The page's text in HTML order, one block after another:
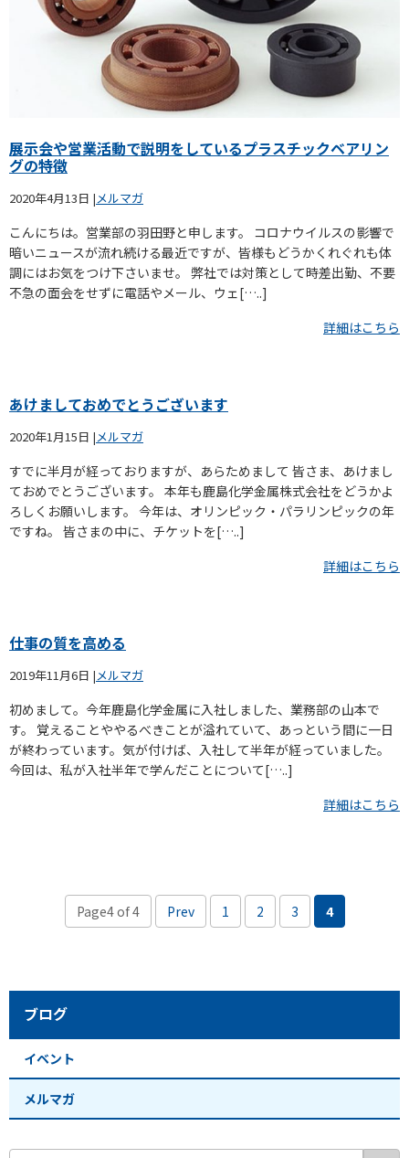
展示会や営業活動で説明をしているプラスチックベアリン
グの特徴
2020年4月13日 |メルマガ
こんにちは。営業部の羽田野と申します。 コロナウイルスの影響で
暗いニュースが流れ続ける最近ですが、皆様もどうかくれぐれも体
調にはお気をつけ下さいませ。 弊社では対策として時差出勤、不要
不急の面会をせずに電話やメール、ウェ[…..]
詳細はこちら
あけましておめでとうございます
2020年1月15日 |メルマガ
すでに半月が経っておりますが、あらためまして 皆さま、あけまし
ておめでとうございます。 本年も鹿島化学金属株式会社をどうかよ
ろしくお願いします。 今年は、オリンピック・パラリンピックの年
ですね。 皆さまの中に、チケットを[…..]
詳細はこちら
仕事の質を高める
2019年11月6日 |メルマガ
初めまして。今年鹿島化学金属に入社しました、業務部の山本で
す。 覚えることややるべきことが溢れていて、あっという間に一日
が終わっています。気が付けば、入社して半年が経っていました。
今回は、私が入社半年で学んだことについて[…..]
詳細はこちら
Page4 of 4 Prev 1 2 3 4
ブログ
イベント
メルマガ